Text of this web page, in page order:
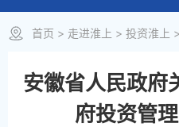
首页 > 走进淮上 > 投资淮上 >
安徽省人民政府
府投资管